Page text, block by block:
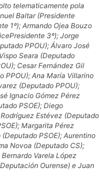
telematicamente pola
Baltar (Presidente
1º); Armando Ojea Bouzo
3º); Jorge
PPOU); Álvaro José
Seara (Deputado
Cesar Fernández Gil
PPOU); Ana María Villarino
(Deputado PPOU);
Ignacio Gómez Pérez
PSOE); Diego
Estévez (Deputado
Margarita Pérez
PSOE); Aurentino
Novoa (Deputado CS);
Varela López
Ourense) e Juan